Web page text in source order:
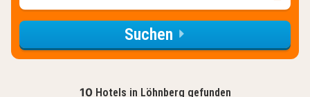
Suchen
10 Hotels in Löhnberg gefunden